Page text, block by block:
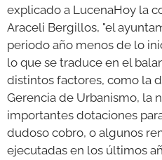
explicado a LucenaHoy la
Araceli Bergillos, "el
periodo año menos de lo
lo que se traduce en el
distintos factores, como la
Gerencia de Urbanismo, la
importantes dotaciones
dudoso cobro, o algunos
ejecutadas en los últimos